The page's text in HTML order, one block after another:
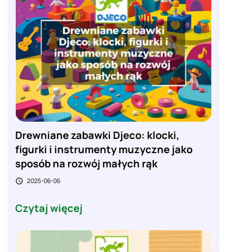
Drewniane zabawki Djeco: klocki,
figurki i instrumenty muzyczne jako
sposób na rozwój małych rąk
 2025-06-06
Czytaj więcej